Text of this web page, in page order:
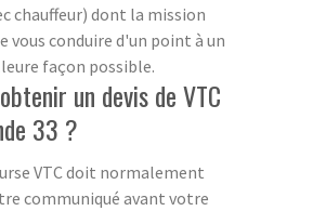
chauffeur) dont la mission
vous conduire d'un point à un
façon possible.
un devis de VTC
33 ?
VTC doit normalement
communiqué avant votre